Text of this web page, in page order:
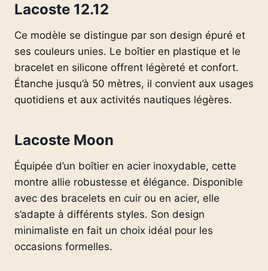
Lacoste 12.12
Ce modèle se distingue par son design épuré et
ses couleurs unies. Le boîtier en plastique et le
bracelet en silicone offrent légèreté et confort.
Étanche jusqu’à 50 mètres, il convient aux usages
quotidiens et aux activités nautiques légères.
Lacoste Moon
Équipée d’un boîtier en acier inoxydable, cette
montre allie robustesse et élégance. Disponible
avec des bracelets en cuir ou en acier, elle
s’adapte à différents styles. Son design
minimaliste en fait un choix idéal pour les
occasions formelles.